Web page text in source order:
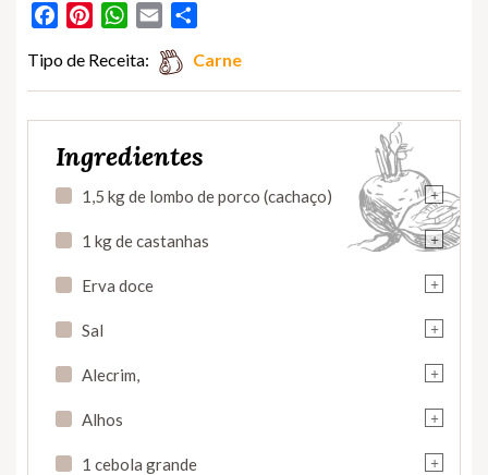
FacebookPinterestWhatsApp
Email
Tipo de Receita: Carne
Ingredientes
+
1,5 kg de lombo de porco (cachaço)
+
1 kg de castanhas
+
Erva doce
+
Sal
+
Alecrim,
+
Alhos
+
1 cebola grande